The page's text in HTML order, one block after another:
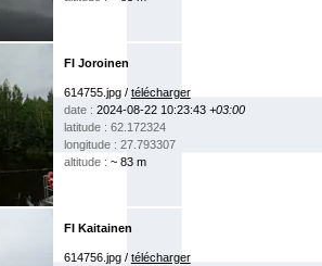
FI Joroinen
614755.jpg / télécharger
date : 2024-08-22 10:23:43 +03:00
latitude : 62.172324
longitude : 27.793307
altitude : ~ 83 m
FI Kaitainen
614756.jpg / télécharger